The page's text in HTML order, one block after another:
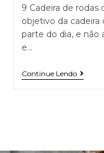
9 Cadeira de rodas
objetivo da cadeira
parte do dia, e não
e…
Continue Lendo